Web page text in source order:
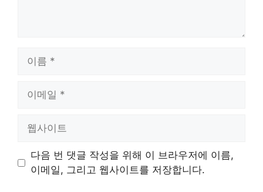
트
다음 번 댓글 작성을 위해 이 브라우저에 이름,
이메일, 그리고 웹사이트를 저장합니다.